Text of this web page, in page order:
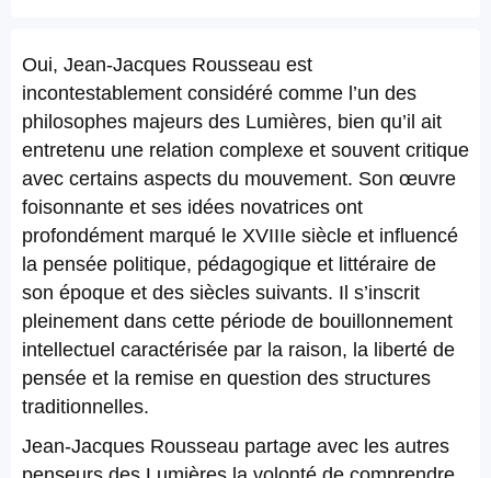
Oui, Jean-Jacques Rousseau est
incontestablement considéré comme l’un des
philosophes majeurs des Lumières, bien qu’il ait
entretenu une relation complexe et souvent critique
avec certains aspects du mouvement. Son œuvre
foisonnante et ses idées novatrices ont
profondément marqué le XVIIIe siècle et influencé
la pensée politique, pédagogique et littéraire de
son époque et des siècles suivants. Il s’inscrit
pleinement dans cette période de bouillonnement
intellectuel caractérisée par la raison, la liberté de
pensée et la remise en question des structures
traditionnelles.
Jean-Jacques Rousseau partage avec les autres